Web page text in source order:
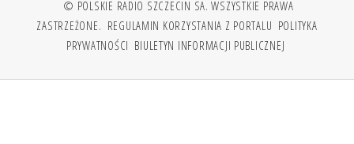
© POLSKIE RADIO SZCZECIN SA. WSZYSTKIE PRAWA
ZASTRZEŻONE. REGULAMIN KORZYSTANIA Z PORTALU POLITYKA
PRYWATNOŚCI BIULETYN INFORMACJI PUBLICZNEJ